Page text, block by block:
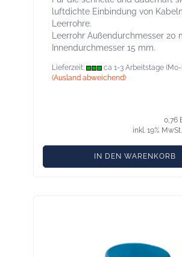
luftdichte Einbindung von
Leerrohre.
Leerrohr Außendurchmesser 20
Innendurchmesser 15 mm.
Lieferzeit:
ca 1-3 Arbeitstage (Mo-
(Ausland abweichend)
0,76
inkl. 19%
IN DEN WARENKORB